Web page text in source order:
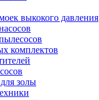
выкокого давления
комплектов
золы